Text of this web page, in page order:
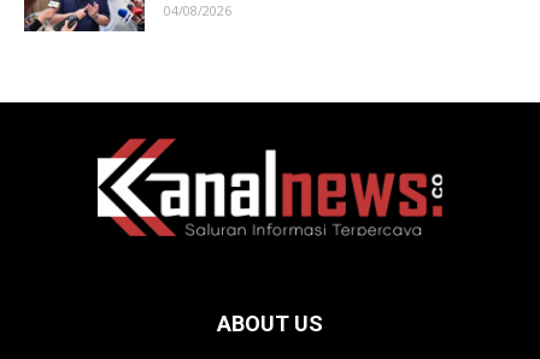
04/08/2026
ABOUT US